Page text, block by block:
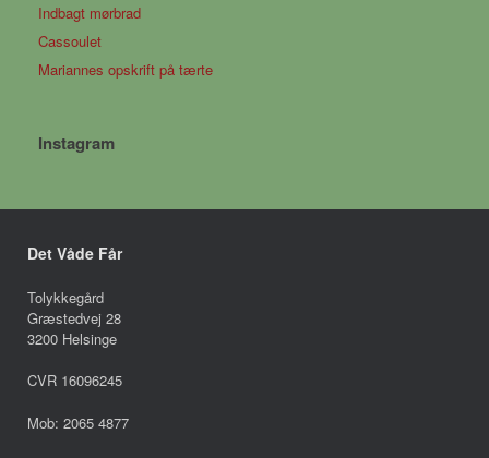
Indbagt mørbrad
Cassoulet
Mariannes opskrift på tærte
Instagram
Det Våde Får
Tolykkegård
Græstedvej 28
3200 Helsinge
CVR 16096245
Mob: 2065 4877